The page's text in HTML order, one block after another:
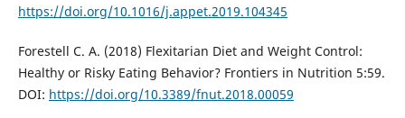
https://doi.org/10.1016/j.appet.2019.104345
Forestell C. A. (2018) Flexitarian Diet and Weight Control:
Healthy or Risky Eating Behavior? Frontiers in Nutrition 5:59.
DOI: https://doi.org/10.3389/fnut.2018.00059